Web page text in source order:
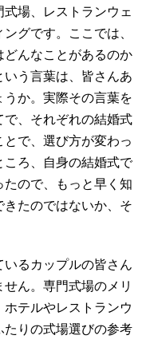
場、レストランウェ
グです。ここでは、
んなことがあるのか
う言葉は、皆さんあ
うか。実際その言葉を
、それぞれの結婚式
で、選び方が変わっ
ろ、自身の結婚式で
ので、もっと早く知
たのではないか、そ
るカップルの皆さん
ん。専門式場のメリ
テルやレストランウ
たりの式場選びの参考